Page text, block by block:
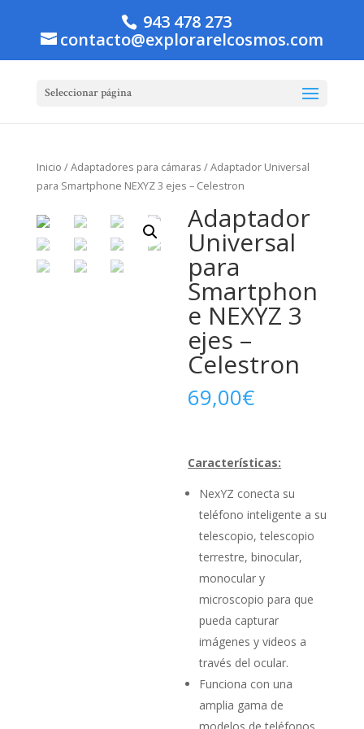
943 478 273
contacto@explorarelcosmos.com
Seleccionar página
Inicio /Adaptadores para cámaras / Adaptador Universal
para Smartphone NEXYZ 3 ejes – Celestron
Adaptador
Universal
para
Smartphon
e NEXYZ 3
ejes –
Celestron
69,00€
Características:
NexYZ conecta su
teléfono inteligente a su
telescopio, telescopio
terrestre, binocular,
monocular y
microscopio para que
pueda capturar
imágenes y videos a
través del ocular.
Funciona con una
amplia gama de